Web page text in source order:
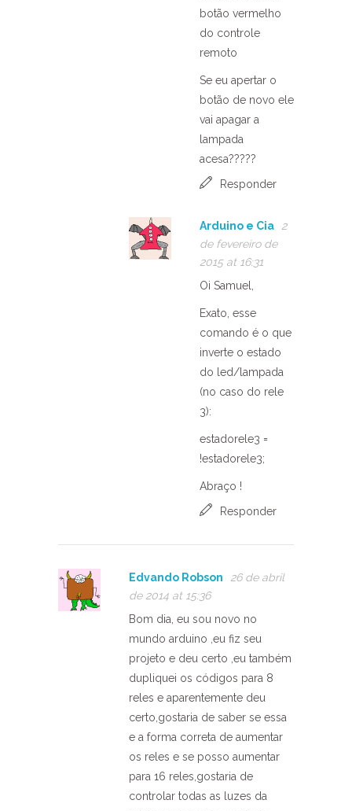
botão vermelho
do controle
remoto
Se eu apertar o
botão de novo ele
vai apagar a
lampada
acesa?????
Responder
Arduino e Cia
2
de fevereiro de
2015 at 16:31
Oi Samuel,
Exato, esse
comando é o que
inverte o estado
do led/lampada
(no caso do rele
3):
estadorele3 =
!estadorele3;
Abraço !
Responder
Edvando Robson
26 de abril
de 2014 at 15:36
Bom dia, eu sou novo no
mundo arduino ,eu fiz seu
projeto e deu certo ,eu também
dupliquei os códigos para 8
reles e aparentemente deu
certo,gostaria de saber se essa
e a forma correta de aumentar
os reles e se posso aumentar
para 16 reles,gostaria de
controlar todas as luzes da